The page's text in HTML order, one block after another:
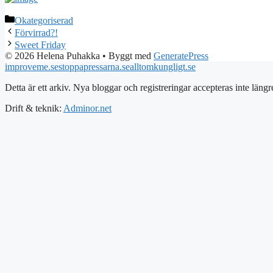
Kategorier
Okategoriserad
Förvirrad?!
Sweet Friday
© 2026 Helena Puhakka • Byggt med GeneratePress
improveme.sestoppapressarna.sealltomkungligt.se
Detta är ett arkiv. Nya bloggar och registreringar accepteras inte
Drift & teknik: Adminor.net